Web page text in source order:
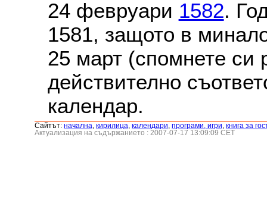
24 февруари 1582.
1581, защото в
25 март (спомнете си
действително
календар.
Сайтът: началнa, кирилица, календари, програми, игри, книга за
Актуализация на съдържанието : 2007-07-17 13:09:09 CET